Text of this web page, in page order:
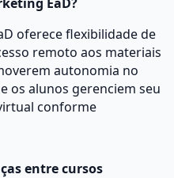
oferece flexibilidade de
remoto aos materiais
autonomia no
os alunos gerenciem seu
conforme
entre cursos